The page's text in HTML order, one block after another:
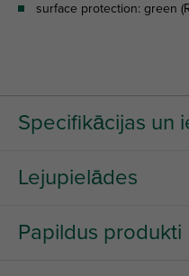
surface protection: green
Specifikācijas un
Lejupielādes
Papildus produkti